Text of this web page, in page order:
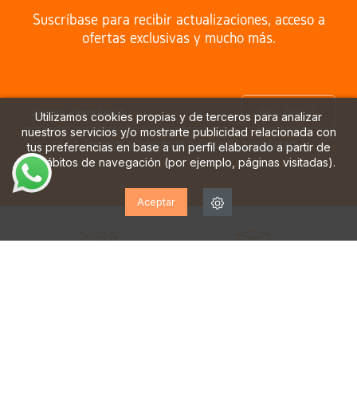
Utilizamos cookies propias y de terceros para analizar
nuestros servicios y/o mostrarte publicidad relacionada con
tus preferencias en base a un perfil elaborado a partir de
tus hábitos de navegación (por ejemplo, páginas visitadas).
Aceptar
Suscríbase para recibir actualizaciones, acceso a
ofertas exclusivas y mucho más.
He leído y acepto la política de privacidad